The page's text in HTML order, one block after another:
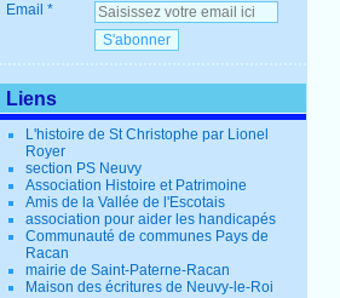
Email
Liens
L'histoire de St Christophe par Lionel
Royer
section PS Neuvy
Association Histoire et Patrimoine
Amis de la Vallée de l'Escotais
association pour aider les handicapés
Communauté de communes Pays de
Racan
mairie de Saint-Paterne-Racan
Maison des écritures de Neuvy-le-Roi